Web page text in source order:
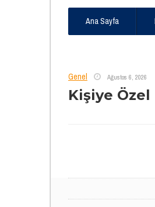
Ana Sayfa
Genel Ağustos 6, 2026
Kişiye